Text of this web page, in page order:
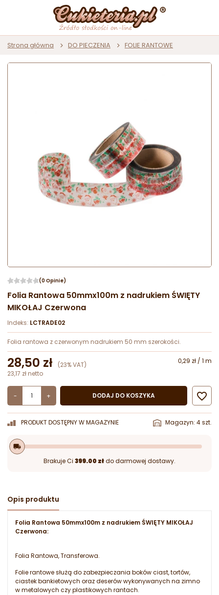
Strona główna DO PIECZENIA FOLIE RANTOWE
(0 Opinie)
Folia Rantowa 50mmx100m z nadrukiem ŚWIĘTY
MIKOŁAJ Czerwona
Indeks: LCTRADE02
Folia rantowa z czerwonym nadrukiem 50 mm szerokości.
28,50 zł (23% VAT)
0,29 zł / 1 m
23,17 zł netto
- + DODAJ DO KOSZYKA 
PRODUKT DOSTĘPNY W MAGAZYNIE Magazyn: 4 szt.
local_shipping
Brakuje Ci 399.00 złdo darmowej dostawy.
Opis produktu
Folia Rantowa 50mmx100m z nadrukiem ŚWIĘTY MIKOŁAJ
Czerwona:
Folia Rantowa, Transferowa.
Folie rantowe służą do zabezpieczania boków ciast, tortów,
ciastek bankietowych oraz deserów wykonywanych na zimno
w metalowych czy plastikowych rantach.